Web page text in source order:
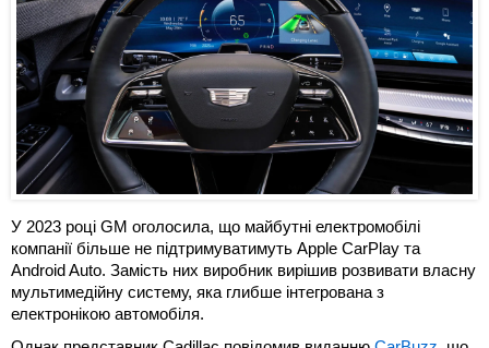
У 2023 році GM оголосила, що майбутні електромобілі
компанії більше не підтримуватимуть Apple CarPlay та
Android Auto. Замість них виробник вирішив розвивати власну
мультимедійну систему, яка глибше інтегрована з
електронікою автомобіля.